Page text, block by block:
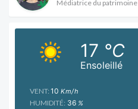
Médiatrice du patrimoine
Ensoleillé
17 °C
VENT: 10 Km/h
HUMIDITÉ: 36 %